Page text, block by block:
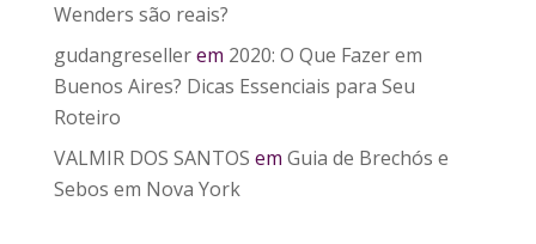
Wenders são reais?
gudangresellerem 2020: O Que Fazer em
Buenos Aires? Dicas Essenciais para Seu
Roteiro
VALMIR DOS SANTOS em Guia de Brechós e
Sebos em Nova York